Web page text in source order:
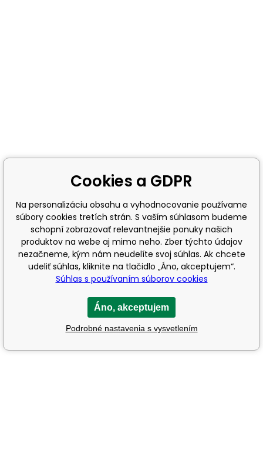
Cookies a GDPR
Na personalizáciu obsahu a vyhodnocovanie používame
súbory cookies tretích strán. S vaším súhlasom budeme
schopní zobrazovať relevantnejšie ponuky našich
produktov na webe aj mimo neho. Zber týchto údajov
nezačneme, kým nám neudelíte svoj súhlas. Ak chcete
udeliť súhlas, kliknite na tlačidlo „Áno, akceptujem“.
Súhlas s používaním súborov cookies
Áno, akceptujem
Podrobné nastavenia s vysvetlením